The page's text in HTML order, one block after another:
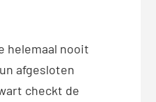
helemaal nooit
afgesloten
checkt de